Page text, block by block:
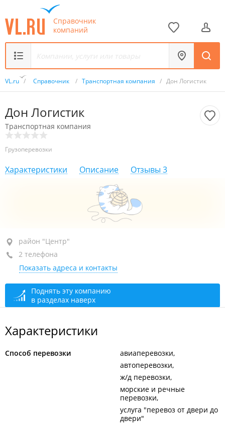
Справочник
компаний
VL.ru / Справочник / Транспортная компания / Дон Логистик
Дон Логистик
Транспортная компания
Грузоперевозки
Характеристики Описание Отзывы 3
район "Центр", ул. Западная, 29 стр. 2
оф. 327
+7 (423) 237-40-41
открыто: 10:00–18:00
район "Центр"
2 телефона
Показать адреса и контакты
Поднять эту компанию
в разделах наверх
Характеристики
Способ перевозки
авиаперевозки
автоперевозки
ж/д перевозки
морские и речные
перевозки
услуга "перевоз от двери до
двери"